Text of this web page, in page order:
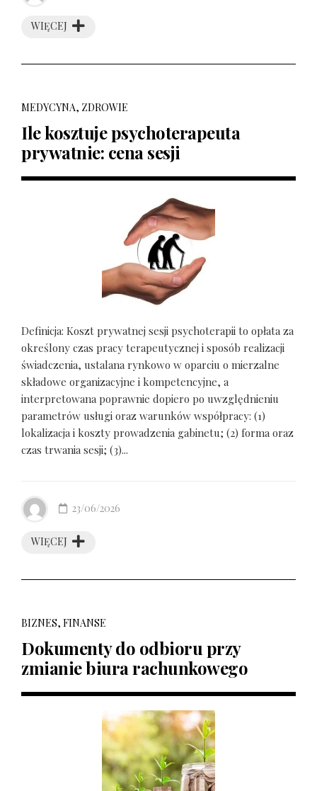
WIĘCEJ
MEDYCYNA, ZDROWIE
Ile kosztuje psychoterapeuta
prywatnie: cena sesji
Definicja: Koszt prywatnej sesji psychoterapii to opłata za
określony czas pracy terapeutycznej i sposób realizacji
świadczenia, ustalana rynkowo w oparciu o mierzalne
składowe organizacyjne i kompetencyjne, a
interpretowana poprawnie dopiero po uwzględnieniu
parametrów usługi oraz warunków współpracy: (1)
lokalizacja i koszty prowadzenia gabinetu; (2) forma oraz
czas trwania sesji; (3)...
WIĘCEJ
23/06/2026
BIZNES, FINANSE
Dokumenty do odbioru przy
zmianie biura rachunkowego